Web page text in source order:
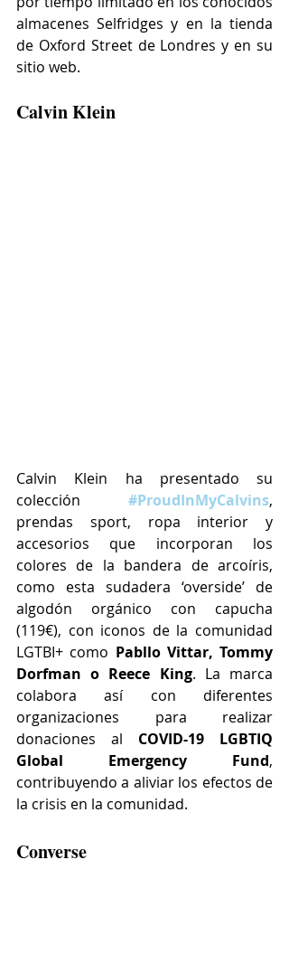
almacenes Selfridges y en la tienda
de Oxford Street de Londres y en su
sitio web.
Calvin Klein
Calvin Klein ha presentado su
colección
#ProudInMyCalvins
prendas sport, ropa interior y
accesorios que incorporan los
colores de la bandera de arcoíris,
como esta sudadera ‘overside’ de
algodón orgánico con capucha
(119€), con iconos de la comunidad
LGTBI+ como Pabllo Vittar, Tommy
Dorfman o Reece King. La marca
colabora así con diferentes
organizaciones para realizar
donaciones al COVID-19 LGBTIQ
Global Emergency Fund,
contribuyendo a aliviar los efectos de
la crisis en la comunidad.
Converse